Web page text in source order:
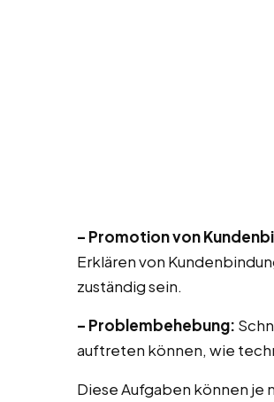
– Promotion von
Erklären von
zuständig sein.
– Problembehebung:
auftreten können, wie
Diese Aufgaben können je